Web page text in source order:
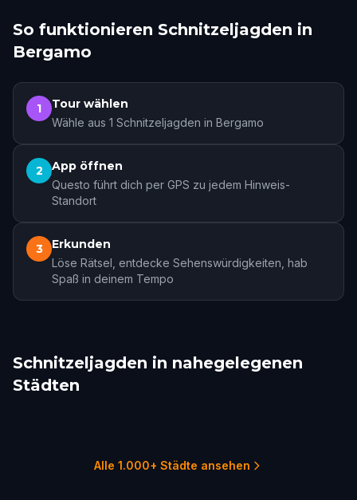
So funktionieren Schnitzeljagden in
Bergamo
1 Tour wählen
Wähle aus 1 Schnitzeljagden in Bergamo
2 App öffnen
Questo führt dich per GPS zu jedem Hinweis-
Standort
3 Erkunden
Löse Rätsel, entdecke Sehenswürdigkeiten, hab
Spaß in deinem Tempo
Schnitzeljagden in nahegelegenen
Städten
Alle 1.000+ Städte ansehen